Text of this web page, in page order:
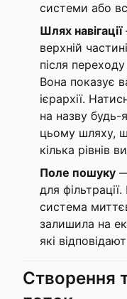
системи або
Шлях навігації
верхній
після
Вона показує
ієрархії.
на назву будь-
цьому шляху,
кілька рівнів
Поле пошуку
для
система
залишила на
які
Створення